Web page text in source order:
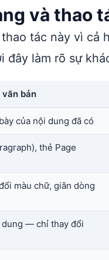
và thao
tác này vì cả
đây làm rõ sự
bản
của nội dung đã có
thẻ Page
màu chữ, giãn dòng
— chỉ thay đổi